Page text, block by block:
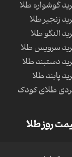
گوشواره طلا
زنجیر طلا
النگو طلا
سرویس طلا
دستبند طلا
پابند طلا
طلای کودک
روز طلا